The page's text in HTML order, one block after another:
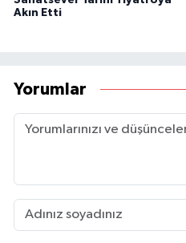
Akın Etti
Yorumlar